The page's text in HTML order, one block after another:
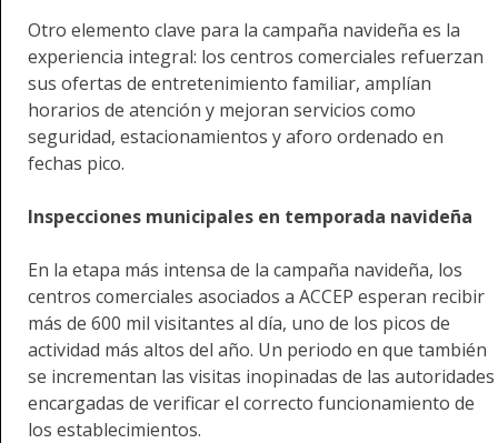
Otro elemento clave para la campaña navideña es la
experiencia integral: los centros comerciales refuerzan
sus ofertas de entretenimiento familiar, amplían
horarios de atención y mejoran servicios como
seguridad, estacionamientos y aforo ordenado en
fechas pico.
Inspecciones municipales en temporada navideña
En la etapa más intensa de la campaña navideña, los
centros comerciales asociados a ACCEP esperan recibir
más de 600 mil visitantes al día, uno de los picos de
actividad más altos del año. Un periodo en que también
se incrementan las visitas inopinadas de las autoridades
encargadas de verificar el correcto funcionamiento de
los establecimientos.